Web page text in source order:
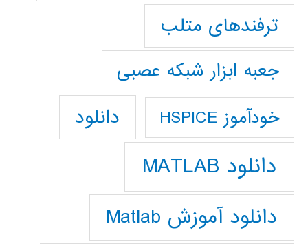
ترفندهای متلب
جعبه ابزار شبکه عصبی
خودآموز HSPICE دانلود
دانلود MATLAB
دانلود آموزش Matlab